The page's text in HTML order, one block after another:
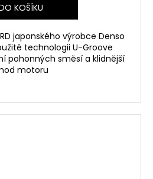
KOŠÍKU
japonského výrobce Denso
technologii U-Groove
pohonných směsí a klidnější
motoru